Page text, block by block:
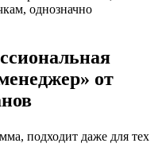
однозначно
от
подходит даже для тех